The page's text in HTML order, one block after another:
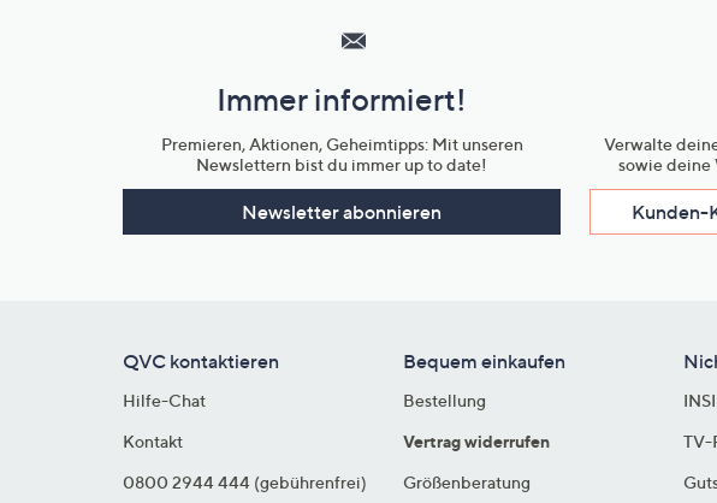
Unternehmensinformationen
Immer informiert!
Premieren, Aktionen, Geheimtipps: Mit unseren
Newslettern bist du immer up to date!
Newsletter abonnieren
Verwalte
sowie deine
Kunden-
QVC kontaktieren
Hilfe-Chat
Kontakt
0800 2944 444 (gebührenfrei)
Bequem einkaufen
Bestellung
Vertrag widerrufen
Größenberatung
TV-